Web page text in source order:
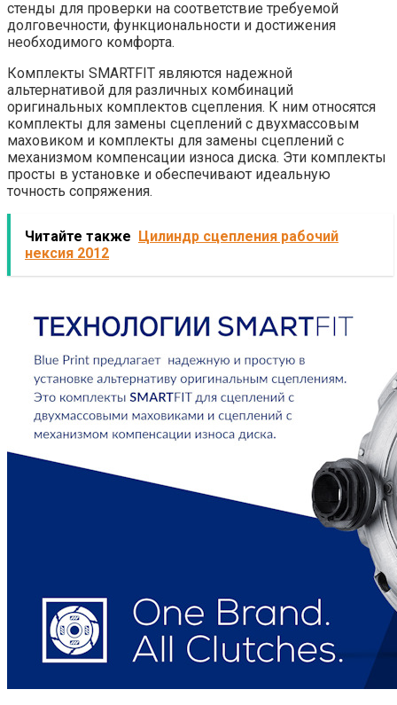
стенды для проверки на соответствие требуемой
долговечности, функциональности и достижения
необходимого комфорта.
Комплекты SMARTFIT являются надежной
альтернативой для различных комбинаций
оригинальных комплектов сцепления. К ним относятся
комплекты для замены сцеплений с двухмассовым
маховиком и комплекты для замены сцеплений с
механизмом компенсации износа диска. Эти комплекты
просты в установке и обеспечивают идеальную
точность сопряжения.
Читайте также Цилиндр сцепления рабочий
нексия 2012